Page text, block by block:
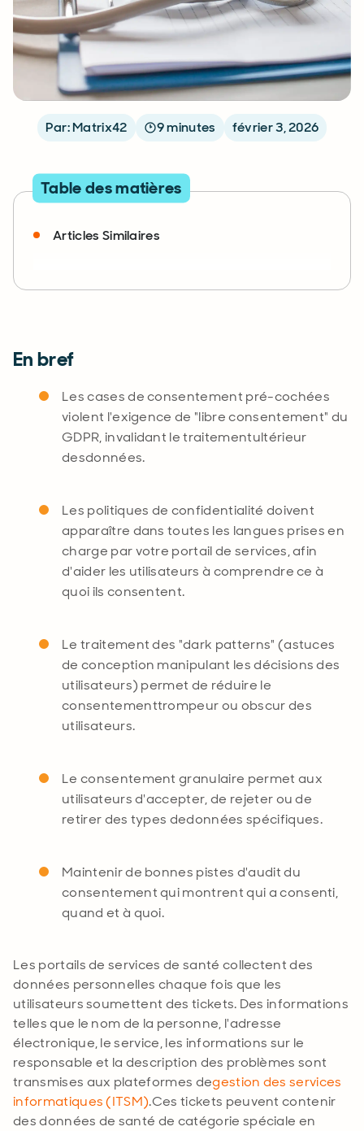
Par: Matrix42 9 minutes février 3, 2026
Table des matières
Articles Similaires
En bref
Les cases de consentement pré-cochées
violent l'exigence de "libre consentement" du
GDPR, invalidant letraitementultérieur
desdonnées.
Les politiques de confidentialité doivent
apparaître dans toutes les langues prises en
charge par votre portail de services, afin
d'aider les utilisateurs à comprendre ce à
quoi ils consentent.
Le traitement des "dark patterns" (astuces
de conception manipulant les décisions des
utilisateurs) permet de réduire le
consentementtrompeur ou obscur des
utilisateurs.
Le consentement granulaire permet aux
utilisateurs d'accepter, de rejeter ou de
retirer des types dedonnées spécifiques.
Maintenir de bonnes pistes d'audit du
consentement qui montrent qui a consenti,
quand et à quoi.
Les portails de services de santé collectent des
données personnelles chaque fois que les
utilisateurs soumettent des tickets. Des informations
telles que le nom de la personne, l'adresse
électronique, le service, les informations sur le
responsable et la description des problèmes sont
transmises aux plateformes degestion des services
informatiques (ITSM).Ces tickets peuvent contenir
des données de santé de catégorie spéciale en